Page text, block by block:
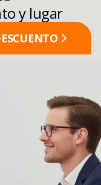
y lugar